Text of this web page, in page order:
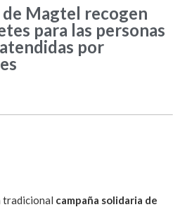
Magtel recogen
para las personas
por
tradicional campaña solidaria de